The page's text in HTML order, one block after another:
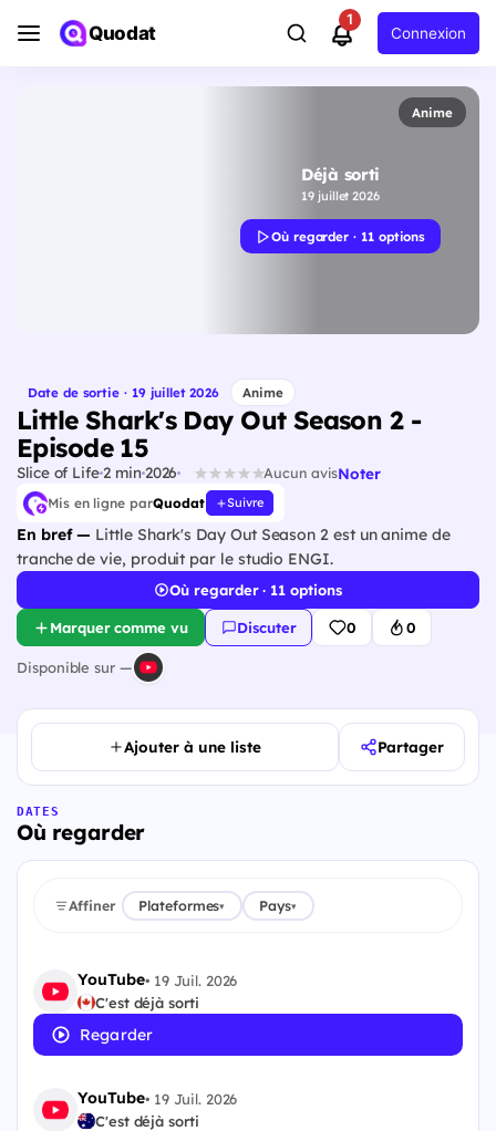
Quodat
1
Connexion
Anime
Déjà sorti
19 juillet 2026
Où regarder · 11 options
Date de sortie · 19 juillet 2026 Anime
Little Shark's Day Out Season 2 -
Episode 15
Slice of Life 2 min 2026 Aucun avisNoter
Mis en ligne parQuodat Suivre
En bref — Little Shark's Day Out Season 2 est un anime de
tranche de vie, produit par le studio ENGI.
Où regarder · 11 options
Marquer comme vu Discuter 0 0
Disponible sur —
Ajouter à une liste Partager
DATES
Où regarder
Affiner Plateformes▾ Pays▾
YouTube• 19 Juil. 2026
C'est déjà sorti
Regarder
YouTube• 19 Juil. 2026
C'est déjà sorti